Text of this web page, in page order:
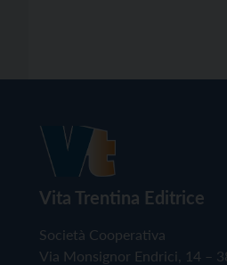
Vita Trentina Editrice
Società Cooperativa
Via Monsignor Endrici, 14 –